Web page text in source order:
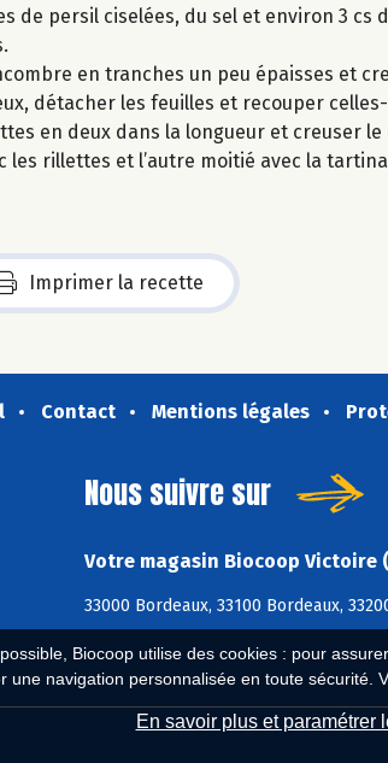
Biocoop utilise des cookies : pour
une navigation personnalisée en toute sécurité.
En savoir plus et paramétrer
de persil ciselées, du sel et environ 3 cs
en tranches un peu épaisses et
détacher les feuilles et recouper
en deux dans la longueur et creuser
les rillettes et l’autre moitié avec la
Imprimer la recette
Contact Mentions légales
Nous suivre sur
Votre magasin Biocoop Victoire
33000 Bordeaux, 33100 Bordeaux,